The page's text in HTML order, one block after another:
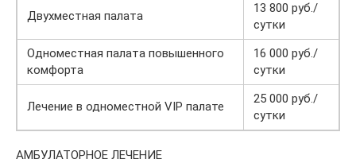
Двухместная палата
13 800 руб./
сутки
Одноместная палата повышенного
комфорта
16 000 руб./
сутки
Лечение в одноместной VIP палате
25 000 руб./
сутки
АМБУЛАТОРНОЕ ЛЕЧЕНИЕ